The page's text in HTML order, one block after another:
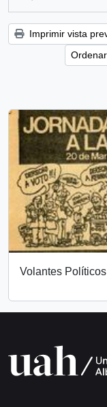
Imprimir vista
Volantes Políticos